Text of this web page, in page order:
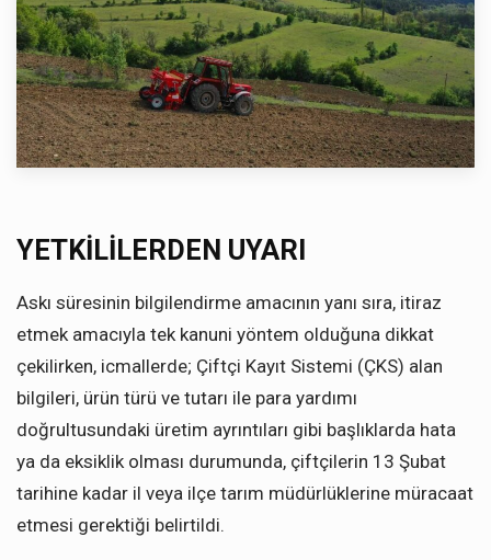
YETKİLİLERDEN UYARI
Askı süresinin bilgilendirme amacının yanı sıra, itiraz
etmek amacıyla tek kanuni yöntem olduğuna dikkat
çekilirken, icmallerde; Çiftçi Kayıt Sistemi (ÇKS) alan
bilgileri, ürün türü ve tutarı ile para yardımı
doğrultusundaki üretim ayrıntıları gibi başlıklarda hata
ya da eksiklik olması durumunda, çiftçilerin 13 Şubat
tarihine kadar il veya ilçe tarım müdürlüklerine müracaat
etmesi gerektiği belirtildi.